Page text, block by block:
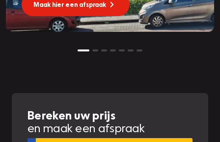
Maak hier een afspraak
Bereken uw prijs
en maak een afspraak